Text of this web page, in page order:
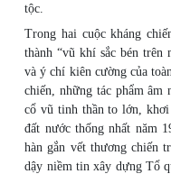
tộc.
Trong hai cuộc kháng
thành “vũ khí sắc bén
và ý chí kiên cường của
chiến, những tác phẩm âm
cổ vũ tinh thần to lớn,
đất nước thống nhất năm
hàn gắn vết thương chiến
dậy niềm tin xây dựng Tổ